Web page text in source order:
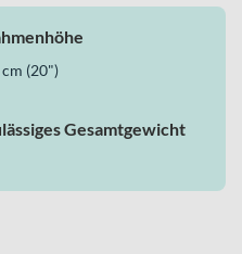
(20")
Gesamtgewicht